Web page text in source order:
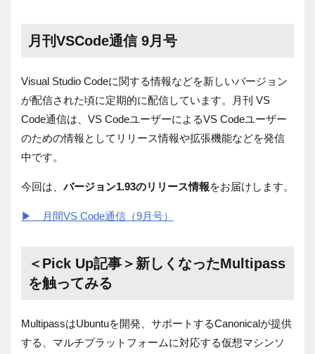
月刊VSCode通信 9月号
Visual Studio Codeに関する情報などを新しいバージョン
が配信された頃に定期的に配信しています。月刊 VS
Code通信は、 VS CodeユーザーによるVS Codeユーザー
のための情報としてリリース情報や拡張機能などを発信
中です。
今回は、バージョン1.93のリリース情報をお届けします。
▶ 月間VS Code通信（9月号）
＜Pick Up記事＞新しくなったMultipass
を触ってみる
MultipassはUbuntuを開発、サポートするCanonicalが提供
する、マルチプラットフォームに対応する仮想マシンソ